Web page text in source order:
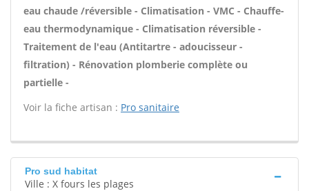
eau chaude /réversible - Climatisation - VMC - Chauffe-
eau thermodynamique - Climatisation réversible -
Traitement de l'eau (Antitartre - adoucisseur -
filtration) - Rénovation plomberie complète ou
partielle -
Voir la fiche artisan : Pro sanitaire
Pro sud habitat
Ville : X fours les plages